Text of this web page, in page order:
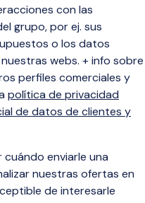
con las
grupo, por ej. sus
o los datos
webs. + info sobre
perfiles comerciales y
política de privacidad
de datos de clientes y
enviarle una
nuestras ofertas en
de interesarle